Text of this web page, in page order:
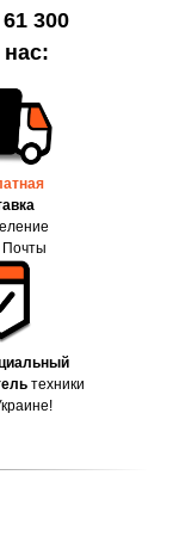
300
Почты
техники